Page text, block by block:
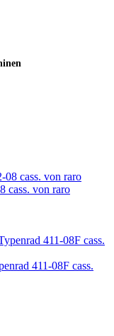
cass. von raro
411-08F cass.